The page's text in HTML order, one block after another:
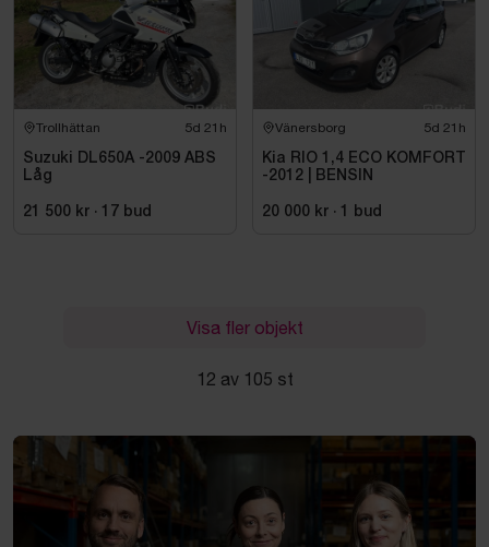
Trollhättan 5d 21h
Suzuki DL650A -2009 ABS
Låg
21 500 kr · 17 bud
Vänersborg 5d 21h
Kia RIO 1,4 ECO KOMFORT
-2012 | BENSIN
20 000 kr · bud
Visa fler objekt
12 av 105 st